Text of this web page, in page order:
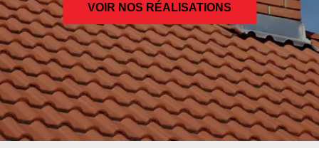
VOIR NOS RÉALISATIONS